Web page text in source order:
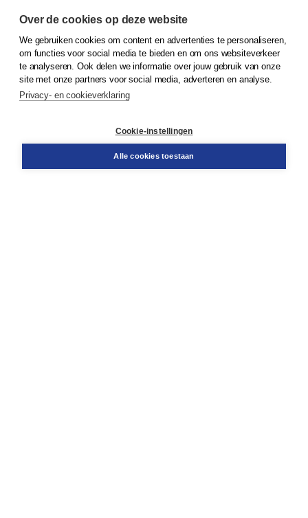
© 2026Koninklijke Boom uitgevers
Klantenservice
Service & informatie
Contact
Over de cookies op deze website
We gebruiken cookies om content en advertenties te personaliseren,
om functies voor social media te bieden en om ons websiteverkeer
te analyseren. Ook delen we informatie over jouw gebruik van onze
site met onze partners voor social media, adverteren en analyse.
Privacy- en cookieverklaring
Cookie-instellingen
Alle cookies toestaan